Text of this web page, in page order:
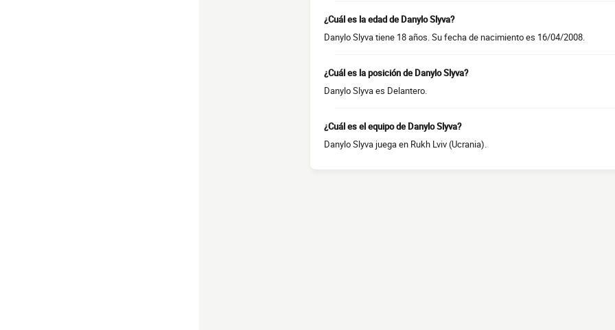
¿Cuál es la edad de Danylo Slyva?
Danylo Slyva tiene 18 años. Su fecha de nacimiento es 16/04/2008.
¿Cuál es la posición de Danylo Slyva?
Danylo Slyva es Delantero.
¿Cuál es el equipo de Danylo Slyva?
Danylo Slyva juega en Rukh Lviv (Ucrania).